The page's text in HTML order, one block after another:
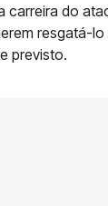
carreira do
resgatá-lo
previsto.